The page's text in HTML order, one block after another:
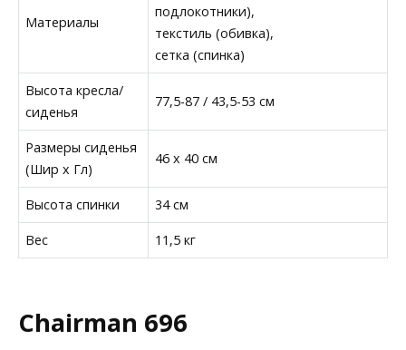
Материалы
подлокотники),
текстиль (обивка),
сетка (спинка)
Высота кресла/
сиденья
77,5-87 / 43,5-53 см
Размеры сиденья
(Шир х Гл)
46 x 40 см
Высота спинки 34 см
Вес 11,5 кг
Chairman 696